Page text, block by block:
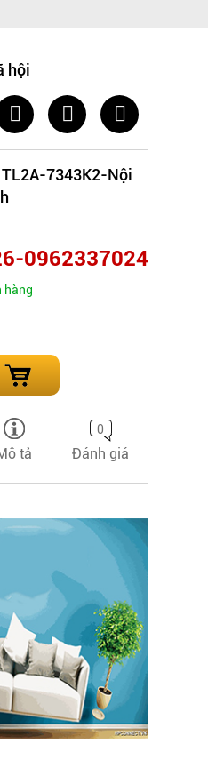
hội
TL2A-7343K2-Nội
0962337024
hàng
tả
0
Đánh giá